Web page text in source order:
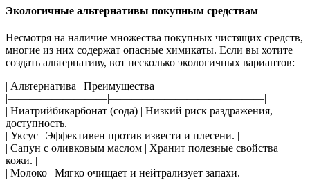
Экологичные альтернативы покупным средствам
Несмотря на наличие множества покупных чистящих средств,
многие из них содержат опасные химикаты. Если вы хотите
создать альтернативу, вот несколько экологичных вариантов:
| Альтернатива | Преимущества |
|—————————|——————————————|
| Ниатрийбикарбонат (сода) | Низкий риск раздражения,
доступность. |
| Уксус | Эффективен против извести и плесени. |
| Сапун с оливковым маслом | Хранит полезные свойства
кожи. |
| Молоко | Мягко очищает и нейтрализует запахи. |